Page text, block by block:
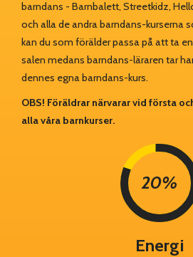
barndans - Barnbalett, Streetkidz,
och alla de andra barndans-kurserna
kan du som förälder passa på att ta
salen medans barndans-läraren tar
dennes egna barndans-kurs.
OBS! Föräldrar närvarar vid första
alla våra barnkurser.
20%
Energi